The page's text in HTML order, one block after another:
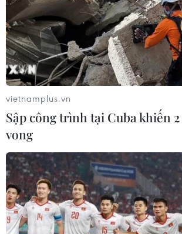
vietnamplus.vn
Sập công trình tại Cuba khiến
vong